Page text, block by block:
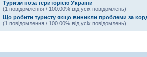
Туризм поза територією України
(1 повідомлення / 100.00% від усіх повідомлень)
Що робити туристу якщо виникли проблеми за
(1 повідомлення / 100.00% від усіх повідомлень)